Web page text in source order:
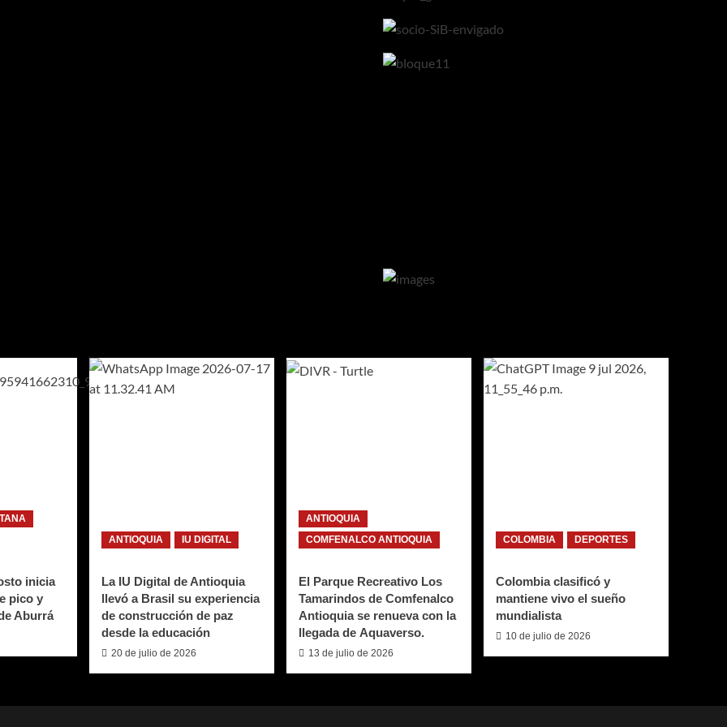
inicia
pico y
Aburrá
ANTIOQUIA IU DIGITAL
La IU Digital de Antioquia
llevó a Brasil su experiencia
de construcción de paz
desde la educación
20 de julio de 2026
ANTIOQUIA
COMFENALCO ANTIOQUIA
El Parque Recreativo Los
Tamarindos de Comfenalco
Antioquia se renueva con la
llegada de Aquaverso.
13 de julio de 2026
COLOMBIA DEPORTES
Colombia clasificó y
mantiene vivo el sueño
mundialista
10 de julio de 2026